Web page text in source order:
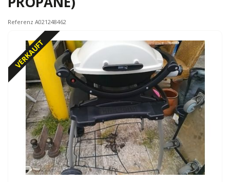
Referenz A021248462
VERKAUFT